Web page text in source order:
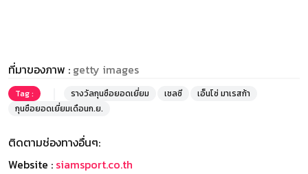
ที่มาของภาพ : getty images
Tag : รางวัลกุนซือยอดเยี่ยม เชลซี
เอ็นโซ่ มาเรสก้า
กุนซือยอดเยี่ยมเดือนก.ย.
ติดตามช่องทางอื่นๆ:
Website : siamsport.co.th